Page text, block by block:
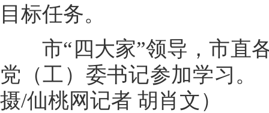
目标任务。
市“四大家”领导，市直
党（工）委书记参加学习。
摄/仙桃网记者 胡肖文）